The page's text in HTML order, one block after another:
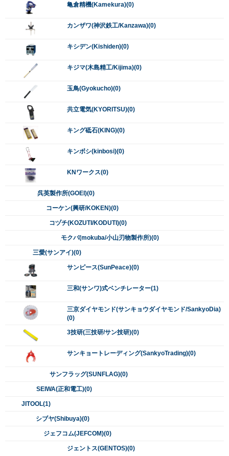
亀倉精機(Kamekura)(0)
カンザワ(神沢鉄工/Kanzawa)(0)
キシデン(Kishiden)(0)
キジマ(木島精工/Kijima)(0)
玉鳥(Gyokucho)(0)
共立電気(KYORITSU)(0)
キング砥石(KING)(0)
キンボシ(kinbosi)(0)
KNワークス(0)
呉英製作所(GOEI)(0)
コヅチ(KOZUTI/KODUTI)(0)
モクバ(mokuba/小山刃物製作所)(0)
三和(サンワ)式ベンチレーター(1)
(0)
サンキョートレーディング(SankyoTrading)(0)
JITOOL(1)